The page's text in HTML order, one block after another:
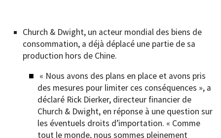
Church & Dwight, un acteur mondial des biens de
consommation, a déjà déplacé une partie de sa
production hors de Chine.
« Nous avons des plans en place et avons pris
des mesures pour limiter ces conséquences », a
déclaré Rick Dierker, directeur financier de
Church & Dwight, en réponse à une question sur
les éventuels droits d’importation. « Comme
tout le monde, nous sommes pleinement